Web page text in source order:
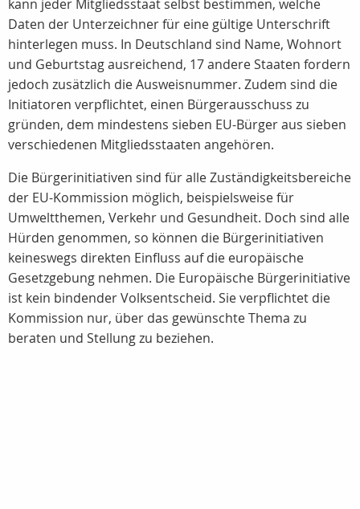
kann jeder Mitgliedsstaat selbst bestimmen, welche
Daten der Unterzeichner für eine gültige Unterschrift
hinterlegen muss. In Deutschland sind Name, Wohnort
und Geburtstag ausreichend, 17 andere Staaten fordern
jedoch zusätzlich die Ausweisnummer. Zudem sind die
Initiatoren verpflichtet, einen Bürgerausschuss zu
gründen, dem mindestens sieben EU-Bürger aus sieben
verschiedenen Mitgliedsstaaten angehören.
Die Bürgerinitiativen sind für alle Zuständigkeitsbereiche
der EU-Kommission möglich, beispielsweise für
Umweltthemen, Verkehr und Gesundheit. Doch sind alle
Hürden genommen, so können die Bürgerinitiativen
keineswegs direkten Einfluss auf die europäische
Gesetzgebung nehmen. Die Europäische Bürgerinitiative
ist kein bindender Volksentscheid. Sie verpflichtet die
Kommission nur, über das gewünschte Thema zu
beraten und Stellung zu beziehen.